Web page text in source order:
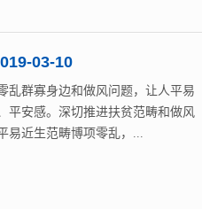
03-10
乱群寡身边和做风问题，让人平易
平安感。深切推进扶贫范畴和做风
易近生范畴博项零乱，...